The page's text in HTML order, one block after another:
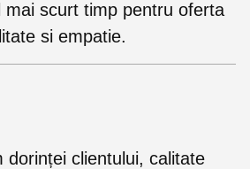
mai scurt timp pentru oferta
si empatie.
dorinței clientului, calitate